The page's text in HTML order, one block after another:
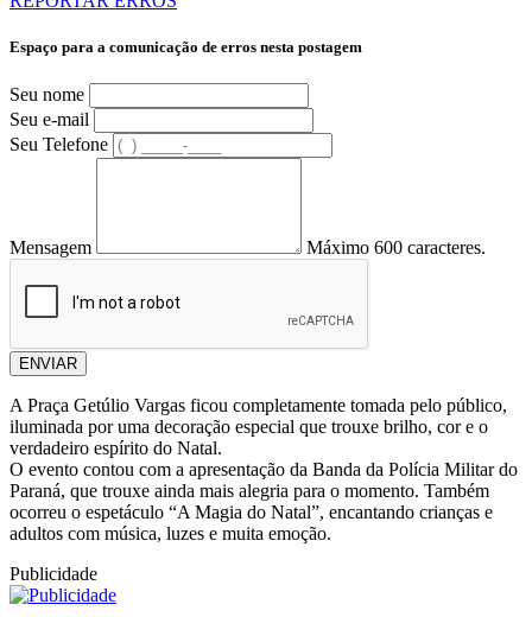
Espaço para a comunicação de erros nesta postagem
Seu nome
Seu e-mail
Seu Telefone
Mensagem Máximo 600 caracteres.
ENVIAR
A Praça Getúlio Vargas ficou completamente tomada pelo público,
iluminada por uma decoração especial que trouxe brilho, cor e o
verdadeiro espírito do Natal.
O evento contou com a apresentação da Banda da Polícia Militar do
Paraná, que trouxe ainda mais alegria para o momento. Também
ocorreu o espetáculo “A Magia do Natal”, encantando crianças e
adultos com música, luzes e muita emoção.
Publicidade